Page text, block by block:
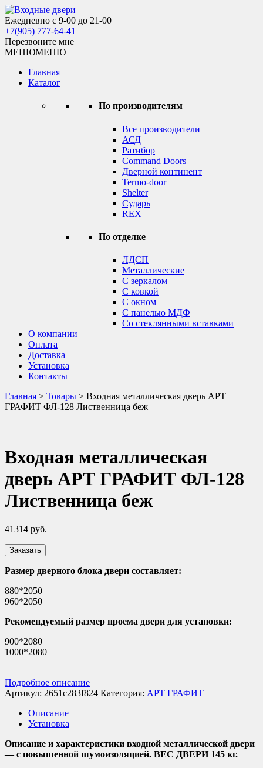
Skip
to
content
Входные двери
Ежедневно с 9-00 до 21-00
+7(905) 777-64-41
Перезвоните мне
МЕНЮМЕНЮ
Главная
Каталог
По производителям
Все производители
АСД
Ратибор
Command Doors
Дверной континент
Termo-door
Shelter
Сударь
REX
По отделке
ЛДСП
Металлические
С зеркалом
С ковкой
С окном
С панелью МДФ
Со стеклянными вставками
О компании
Оплата
Доставка
Установка
Контакты
Главная > Товары > Входная металлическая дверь АРТ
ГРАФИТ ФЛ-128 Лиственница беж
Входная металлическая
дверь АРТ ГРАФИТ ФЛ-128
Лиственница беж
41314 руб.
Заказать
Размер дверного блока двери составляет:
880*2050
960*2050
Рекомендуемый размер проема двери для установки:
900*2080
1000*2080
Подробное описание
Артикул: 2651c283f824 Категория: АРТ ГРАФИТ
Описание
Установка
Описание и характеристики входной металлической двери
— с повышенной шумоизоляцией. ВЕС ДВЕРИ 145 кг.